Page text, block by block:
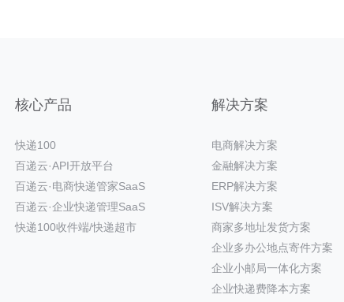
核心产品
快递100
百递云·API开放平台
百递云·电商快递管家SaaS
百递云·企业快递管理SaaS
快递100收件端/快递超市
解决方案
电商解决方案
金融解决方案
ERP解决方案
ISV解决方案
商家多地址发货方案
企业多办公地点寄件方案
企业小邮局一体化方案
企业快递费降本方案